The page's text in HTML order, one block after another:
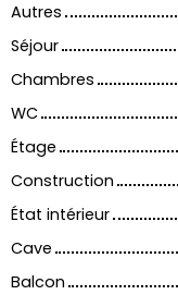
Autres
Séjour
Chambres
WC
Étage
Construction
État intérieur
Cave
Balcon